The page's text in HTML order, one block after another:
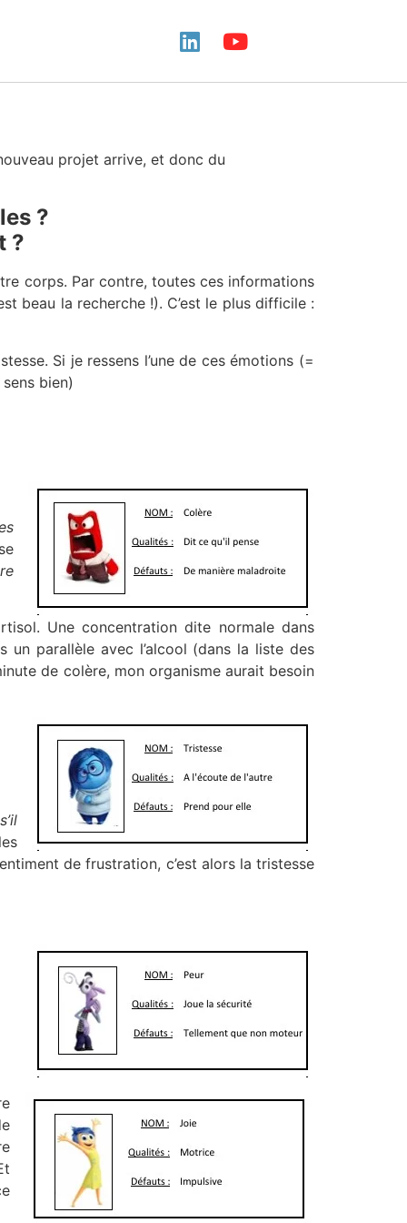
projet arrive, et donc du
?
?
corps. Par contre, toutes ces informations
beau la recherche !). C’est le plus difficile :
Si je ressens l’une de ces émotions (=
bien)
Une concentration dite normale dans
un parallèle avec l’alcool (dans la liste des
de colère, mon organisme aurait besoin
de frustration, c’est alors la tristesse